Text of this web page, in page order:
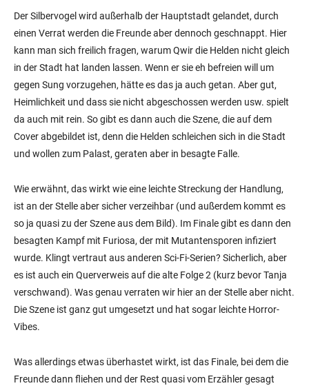
Der Silbervogel wird außerhalb der Hauptstadt gelandet, durch
einen Verrat werden die Freunde aber dennoch geschnappt. Hier
kann man sich freilich fragen, warum Qwir die Helden nicht gleich
in der Stadt hat landen lassen. Wenn er sie eh befreien will um
gegen Sung vorzugehen, hätte es das ja auch getan. Aber gut,
Heimlichkeit und dass sie nicht abgeschossen werden usw. spielt
da auch mit rein. So gibt es dann auch die Szene, die auf dem
Cover abgebildet ist, denn die Helden schleichen sich in die Stadt
und wollen zum Palast, geraten aber in besagte Falle.
Wie erwähnt, das wirkt wie eine leichte Streckung der Handlung,
ist an der Stelle aber sicher verzeihbar (und außerdem kommt es
so ja quasi zu der Szene aus dem Bild). Im Finale gibt es dann den
besagten Kampf mit Furiosa, der mit Mutantensporen infiziert
wurde. Klingt vertraut aus anderen Sci-Fi-Serien? Sicherlich, aber
es ist auch ein Querverweis auf die alte Folge 2 (kurz bevor Tanja
verschwand). Was genau verraten wir hier an der Stelle aber nicht.
Die Szene ist ganz gut umgesetzt und hat sogar leichte Horror-
Vibes.
Was allerdings etwas überhastet wirkt, ist das Finale, bei dem die
Freunde dann fliehen und der Rest quasi vom Erzähler gesagt